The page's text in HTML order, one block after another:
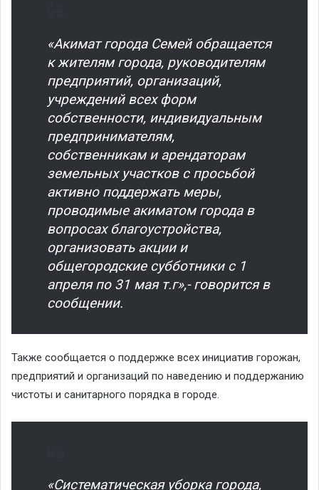
«Акимат города Семей обращается
к жителям города, руководителям
предприятий, организаций,
учреждений всех форм
собственности, индивидуальным
предпринимателям,
собственникам и арендаторам
земельных участков с просьбой
активно поддержать меры,
проводимые акиматом города в
вопросах благоустройства,
организовать акции и
общегородские субботники с 1
апреля по 31 мая т.г»,- говорится в
сообщении.
Также сообщается о поддержке всех инициатив горожан,
предприятий и организаций по наведению и поддержанию
чистоты и санитарного порядка в городе.
«Систематическая уборка города,